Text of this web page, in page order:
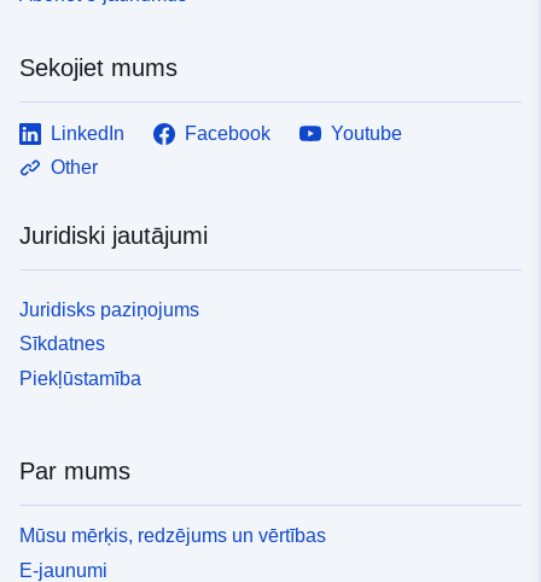
Sekojiet mums
LinkedIn Facebook
Youtube
Other
Juridiski jautājumi
Juridisks paziņojums
Sīkdatnes
Piekļūstamība
Par mums
Mūsu mērķis, redzējums un vērtības
E-jaunumi